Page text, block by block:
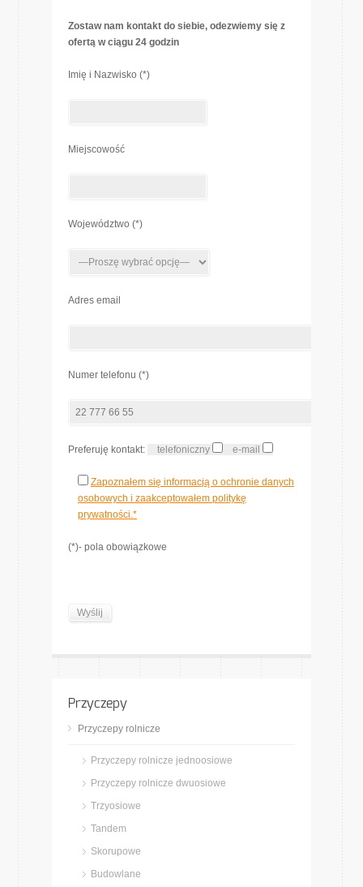
Zostaw nam kontakt do siebie, odezwiemy się z
ofertą w ciągu 24 godzin
Imię i Nazwisko (*)
Miejscowość
Województwo (*)
Adres email
Numer telefonu (*)
Preferuję kontakt: telefoniczny e-mail
Zapoznałem się informacją o ochronie danych
osobowych i zaakceptowałem politykę
prywatności.*
(*)- pola obowiązkowe
Przyczepy
Przyczepy rolnicze
Przyczepy rolnicze jednoosiowe
Przyczepy rolnicze dwuosiowe
Trzyosiowe
Tandem
Skorupowe
Budowlane